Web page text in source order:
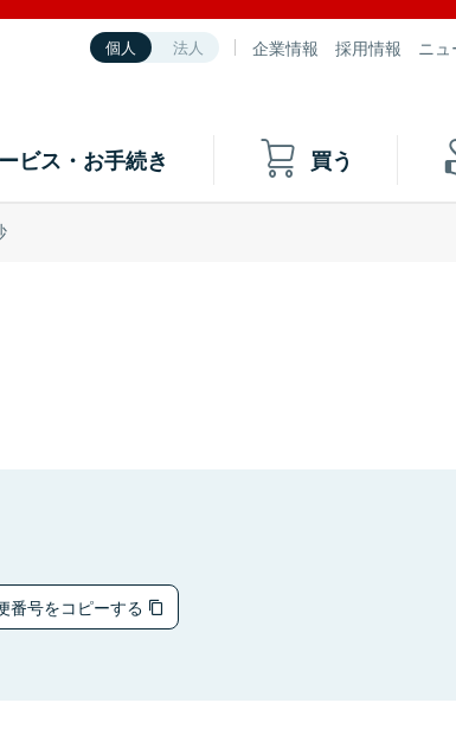
個人 法人 企業情報 採用情報 ニ
ビス・お手続き 買う
番号をコピーする